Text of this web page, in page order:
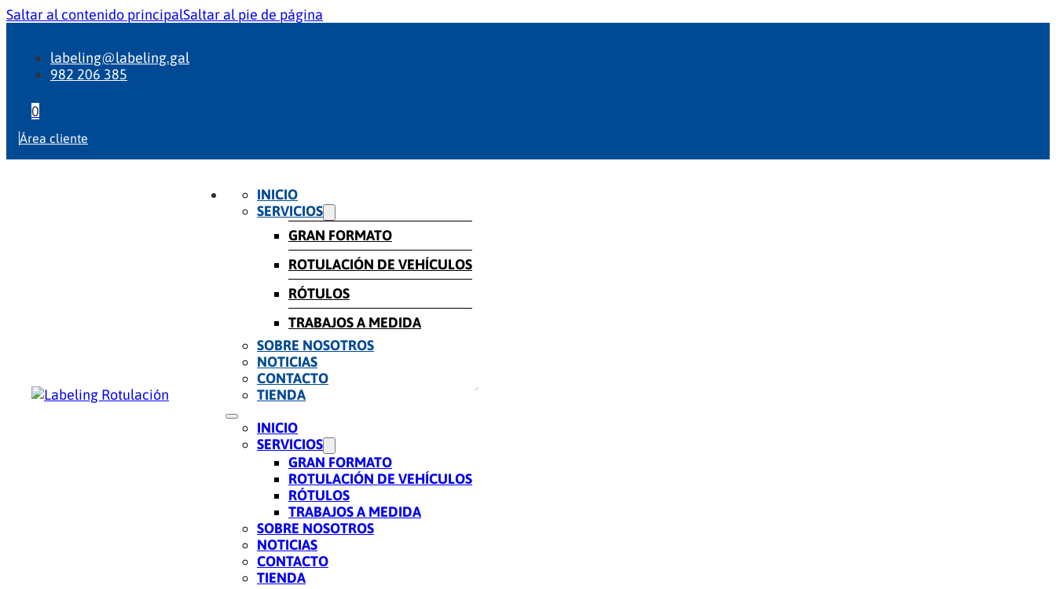
Saltar al contenido principalSaltar al pie de página
labeling@labeling.gal
982 206 385
0
Área cliente
INICIO
SERVICIOS
GRAN FORMATO
ROTULACIÓN DE VEHÍCULOS
RÓTULOS
TRABAJOS A MEDIDA
SOBRE NOSOTROS
NOTICIAS
CONTACTO
TIENDA
INICIO
SERVICIOS
GRAN FORMATO
ROTULACIÓN DE VEHÍCULOS
RÓTULOS
TRABAJOS A MEDIDA
SOBRE NOSOTROS
NOTICIAS
CONTACTO
TIENDA